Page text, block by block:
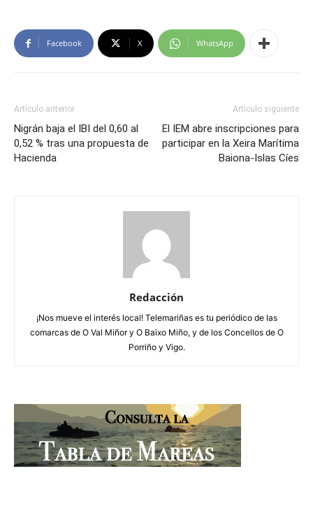
Facebook X WhatsApp
Artículo anterior
Nigrán baja el IBI del 0,60 al
0,52 % tras una propuesta de
Hacienda
Artículo siguiente
El IEM abre inscripciones para
participar en la Xeira Marítima
Baiona-Islas Cíes
Redacción
¡Nos mueve el interés local! Telemariñas es tu periódico de las
comarcas de O Val Miñor y O Baixo Miño, y de los Concellos de O
Porriño y Vigo.